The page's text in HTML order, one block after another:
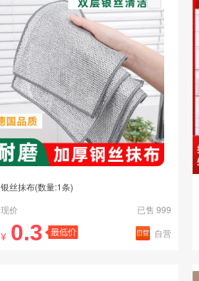
银丝抹布(数量:1条)
现价
已售 999
¥ 0.3 自营